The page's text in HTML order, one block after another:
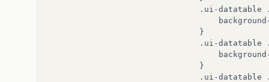
.ui-datatable
.ui-datatable
.ui-datatable